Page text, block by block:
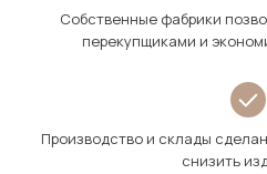
Собственные фабрики
перекупщиками и
Производство и склады
снизить